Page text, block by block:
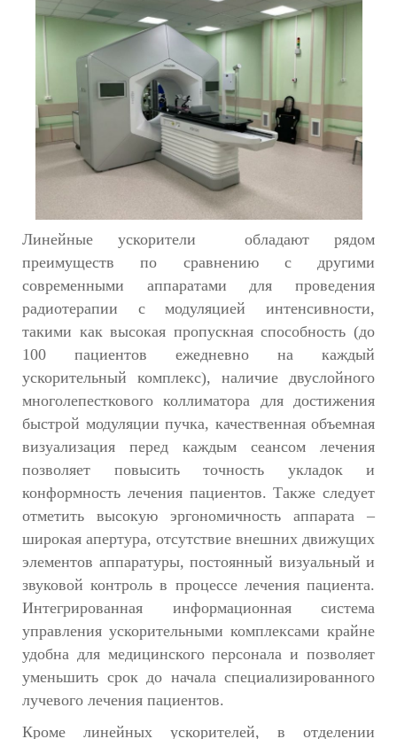
Линейные ускорители
обладают рядом
преимуществ по сравнению с другими
современными аппаратами для проведения
радиотерапии с модуляцией интенсивности,
такими как высокая пропускная способность (до
100 пациентов ежедневно на каждый
ускорительный комплекс), наличие двуслойного
многолепесткового коллиматора для достижения
быстрой модуляции пучка, качественная объемная
визуализация перед каждым сеансом лечения
позволяет повысить точность укладок и
конформность лечения пациентов. Также следует
отметить высокую эргономичность аппарата –
широкая апертура, отсутствие внешних движущих
элементов аппаратуры, постоянный визуальный и
звуковой контроль в процессе лечения пациента.
Интегрированная информационная система
управления ускорительными комплексами крайне
удобна для медицинского персонала и позволяет
уменьшить срок до начала специализированного
лучевого лечения пациентов.
Кроме линейных ускорителей, в отделении